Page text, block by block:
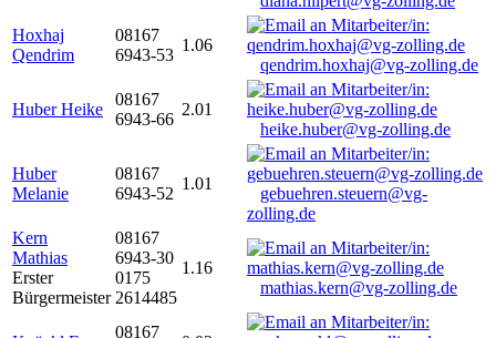
Hoxhaj
Qendrim
08167
6943-53
1.06
qendrim.hoxhaj@vg-zolling.de
Huber Heike
08167
6943-66
2.01
heike.huber@vg-zolling.de
Huber
Melanie
08167
6943-52
1.01
gebuehren.steuern@vg-
zolling.de
Kern
Mathias
Erster
Bürgermeister
08167
6943-30
0175
2614485
1.16
mathias.kern@vg-zolling.de
08167